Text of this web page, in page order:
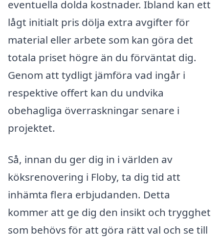
eventuella dolda kostnader. Ibland kan ett
lågt initialt pris dölja extra avgifter för
material eller arbete som kan göra det
totala priset högre än du förväntat dig.
Genom att tydligt jämföra vad ingår i
respektive offert kan du undvika
obehagliga överraskningar senare i
projektet.
Så, innan du ger dig in i världen av
köksrenovering i Floby, ta dig tid att
inhämta flera erbjudanden. Detta
kommer att ge dig den insikt och trygghet
som behövs för att göra rätt val och se till